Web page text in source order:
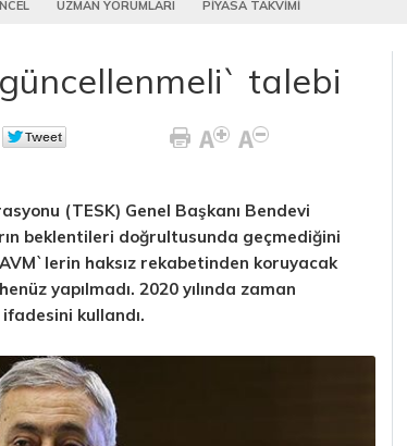
UZMAN YORUMLARI PİYASA TAKVİMİ
talebi
(TESK) Genel Başkanı Bendevi
beklentileri doğrultusunda geçmediğini
haksız rekabetinden koruyacak
yapılmadı. 2020 yılında zaman
kullandı.